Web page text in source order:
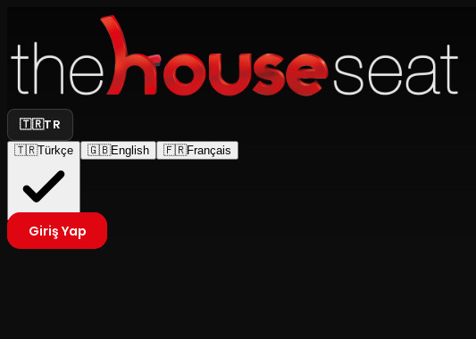
🇹🇷TR
🇹🇷Türkçe 🇬🇧English 🇫🇷Français
Giriş Yap